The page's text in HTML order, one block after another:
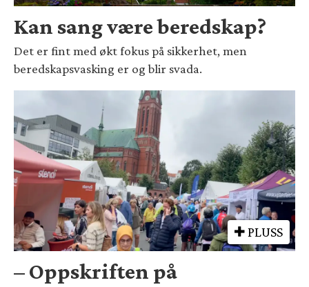
Kan sang være beredskap?
Det er fint med økt fokus på sikkerhet, men
beredskapsvasking er og blir svada.
PLUSS
– Oppskriften på